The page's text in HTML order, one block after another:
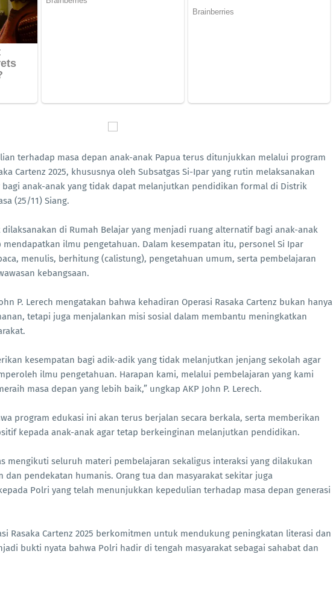
terhadap masa depan anak-anak Papua terus ditunjukkan melalui program
Cartenz 2025, khususnya oleh Subsatgas Si-Ipar yang rutin melaksanakan
anak-anak yang tidak dapat melanjutkan pendidikan formal di Distrik
(25/11) Siang.
di Rumah Belajar yang menjadi ruang alternatif bagi anak-anak
ilmu pengetahuan. Dalam kesempatan itu, personel Si Ipar
menulis, berhitung (calistung), pengetahuan umum, serta pembelajaran
kebangsaan.
P. Lerech mengatakan bahwa kehadiran Operasi Rasaka Cartenz bukan hanya
tetapi juga menjalankan misi sosial dalam membantu meningkatkan
kesempatan bagi adik-adik yang tidak melanjutkan jenjang sekolah agar
ilmu pengetahuan. Harapan kami, melalui pembelajaran yang kami
masa depan yang lebih baik,” ungkap AKP John P. Lerech.
program edukasi ini akan terus berjalan secara berkala, serta memberikan
kepada anak-anak agar tetap berkeinginan melanjutkan pendidikan.
mengikuti seluruh materi pembelajaran sekaligus interaksi yang dilakukan
dan pendekatan humanis. Orang tua dan masyarakat sekitar juga
Polri yang telah menunjukkan kepedulian terhadap masa depan generasi
Rasaka Cartenz 2025 berkomitmen untuk mendukung peningkatan literasi dan
bukti nyata bahwa Polri hadir di tengah masyarakat sebagai sahabat dan